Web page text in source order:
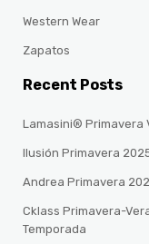
Western Wear
Zapatos
Recent Posts
Lamasini® Primavera
Ilusión Primavera
Andrea Primavera
Cklass Primavera-
Temporada